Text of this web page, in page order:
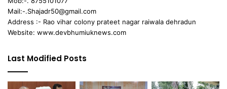
Mail:-.Shajadr50@gmail.com
Address :- Rao vihar colony prateet nagar raiwala dehradun
Website: www.devbhumiuknews.com
Last Modified Posts